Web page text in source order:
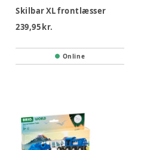
Skilbar XL frontlæsser
239,95 kr.
Online